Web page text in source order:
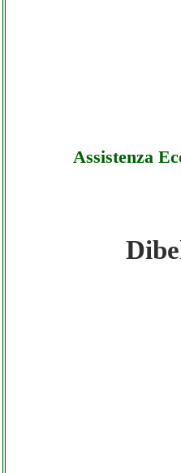
Assistenza